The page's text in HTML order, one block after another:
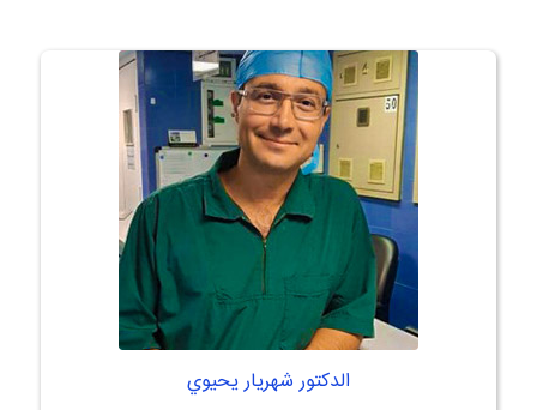
الدكتور شهريار يحيوي